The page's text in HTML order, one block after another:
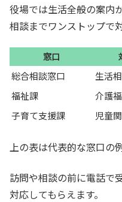
役場では生活全般の案内
相談までワンストップで
窓口
総合相談窓口 生活
福祉課
介護
子育て支援課
児童
上の表は代表的な窓口の例
訪問や相談の前に電話で
対応してもらえます。